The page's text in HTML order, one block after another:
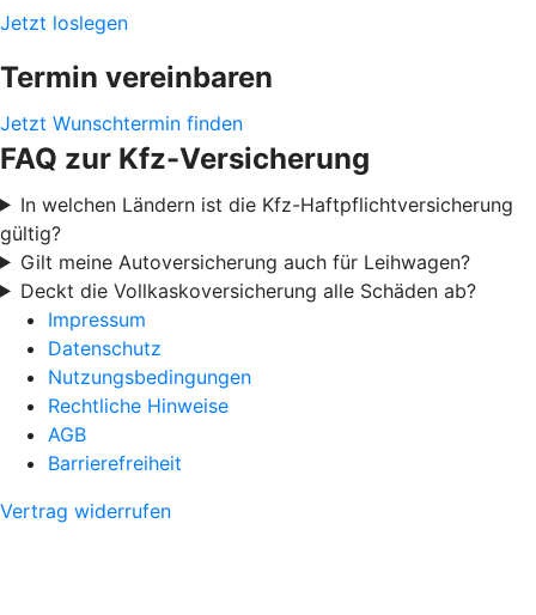
Jetzt loslegen
Termin vereinbaren
Jetzt Wunschtermin finden
FAQ zur Kfz-Versicherung
In welchen Ländern ist die Kfz-Haftpflichtversicherung
gültig?
Gilt meine Autoversicherung auch für Leihwagen?
Deckt die Vollkaskoversicherung alle Schäden ab?
Impressum
Datenschutz
Nutzungsbedingungen
Rechtliche Hinweise
AGB
Barrierefreiheit
Vertrag widerrufen